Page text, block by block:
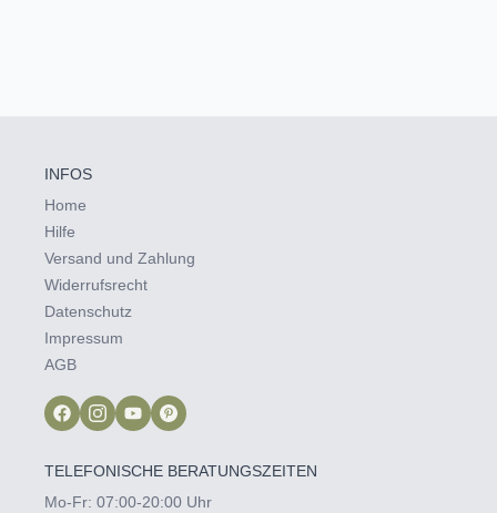
INFOS
Home
Hilfe
Versand und Zahlung
Widerrufsrecht
Datenschutz
Impressum
AGB
TELEFONISCHE BERATUNGSZEITEN
Mo-Fr: 07:00-20:00 Uhr